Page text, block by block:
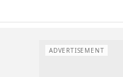
ADVERTISEMENT